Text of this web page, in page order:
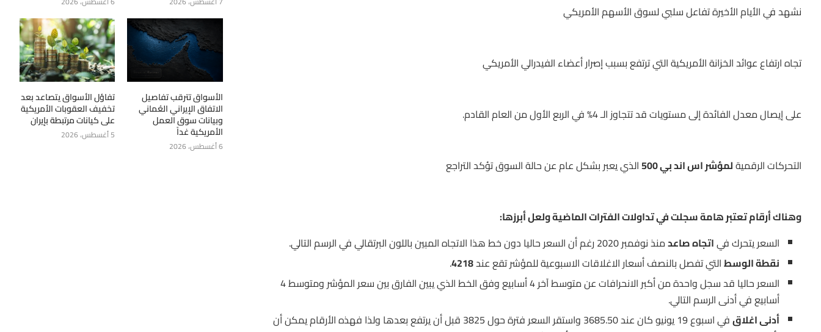
نشهد في الأيام الأخيرة تفاعل سلبي لسوق الأسهم الأمريكي
تجاه ارتفاع عوائد الخزانة الأمريكية التي ترتفع بسبب إصرار أعضاء الفيدرالي الأمريكي
على إيصال معدل الفائدة إلى مستويات قد تتجاوز الـ 4% في الربع الأول من العام القادم.
التحركات الرقميةلمؤشر اس اند بي 500 الذي يعبر بشكل عام عن حالة السوق تؤكد التراجع
وهناك أرقام تعتبر هامة سجلت في تداولات الفترات الماضية ولعل أبرزها:
السعر يتحرك فياتجاه صاعدمنذ نوفمبر 2020 رغم أن السعر حاليا دون خط هذا الاتجاه المبين باللون البرتقالي في الرسم التالي.
نقطة الوسطالتي تفصل بالنصف أسعار الاغلاقات الاسبوعية للمؤشر تقع عند4218
.
السعر حاليا قد سجل واحدة من أكبر الانحرافات عن متوسط آخر 4 أسابيع وفق الخط الذي يبين الفارق بين سعر المؤشر ومتوسط 4
أسابيع في أدنى الرسم التالي.
أدنى اغلاق
في اسبوع 19 يونيو كان عند 3685.50 واستقر السعر فترة حول 3825 قبل أن يرتفع بعدها ولذا فهذه الأرقام يمكن أن
الأسواق تترقب تفاصيل
الاتفاق الإيراني العُماني
وبيانات سوق العمل
الأمريكية غداً
6 أغسطس، 2026
تفاؤل الأسواق يتصاعد بعد
تخفيف العقوبات الأمريكية
على كيانات مرتبطة بإيران
5 أغسطس، 2026